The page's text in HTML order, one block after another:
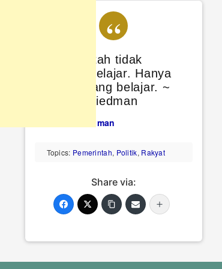
Pemerintah tidak
pernah belajar. Hanya
rakyat yang belajar. ~
Milton Friedman
Milton Friedman
Topics: Pemerintah, Politik, Rakyat
Share via: